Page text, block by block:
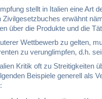
stellt in Italien eine Art
Zivilgesetzbuches erwähnt
über die Produkte und die
Wettbewerb zu gelten,
zu verunglimpfen, d.h.
Kritik oft zu Streitigkeiten
Beispiele generell als